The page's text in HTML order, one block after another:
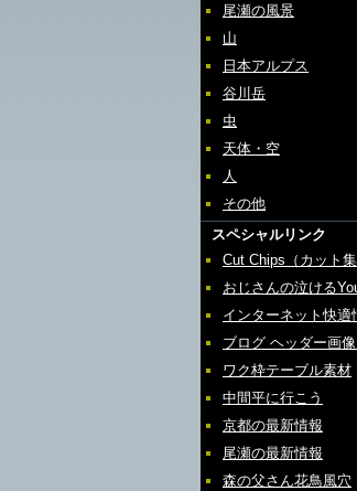
尾瀬の風景
山
日本アルプス
谷川岳
虫
天体・空
人
その他
スペシャルリンク
Cut Chips（カット集
おじさんの泣ける
インターネット快適
ブログ ヘッダー画
ワク枠テーブル素材
中間平に行こう
京都の最新情報
尾瀬の最新情報
森の父さん花鳥風穴